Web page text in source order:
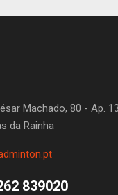
Machado, 80 - Ap.
da Rainha
839020